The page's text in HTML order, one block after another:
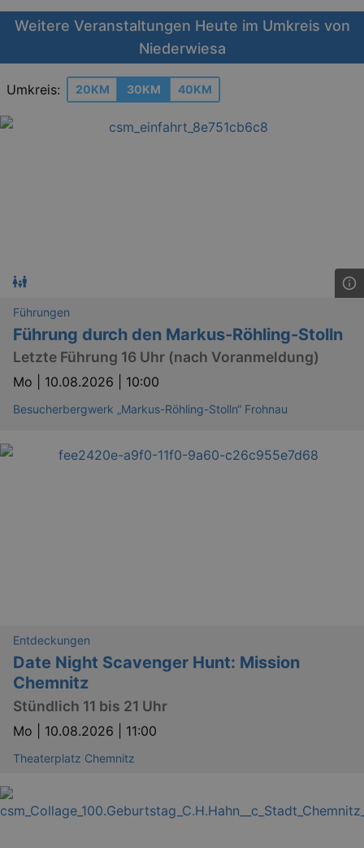
Weitere Veranstaltungen Heute im Umkreis von
Niederwiesa
Umkreis: 20KM 30KM 40KM
Führungen
Führung durch den Markus-Röhling-Stolln
Letzte Führung 16 Uhr (nach Voranmeldung)
Mo | 10.08.2026 | 10:00
Besucherbergwerk „Markus-Röhling-Stolln“ Frohnau
Entdeckungen
Date Night Scavenger Hunt: Mission
Chemnitz
Stündlich 11 bis 21 Uhr
Mo | 10.08.2026 | 11:00
Theaterplatz Chemnitz